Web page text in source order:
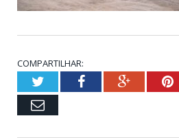
COMPARTILHAR:
TwitterFacebookGoogle+
Email